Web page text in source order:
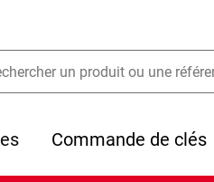
Commande de clés